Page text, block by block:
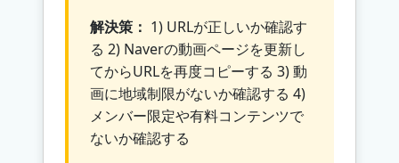
解決策： 1) URLが正しいか確認す
る 2) Naverの動画ページを更新し
てからURLを再度コピーする 3) 動
画に地域制限がないか確認する 4)
メンバー限定や有料コンテンツで
ないか確認する